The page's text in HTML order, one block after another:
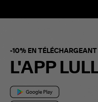
-10% EN TÉLÉCHARGEANT
L'APP